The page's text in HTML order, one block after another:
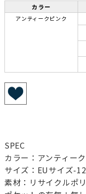
カラー
アンティークピンク
SPEC
カラー：アンティー
サイズ：EUサイズ-
素材：リサイクルポ